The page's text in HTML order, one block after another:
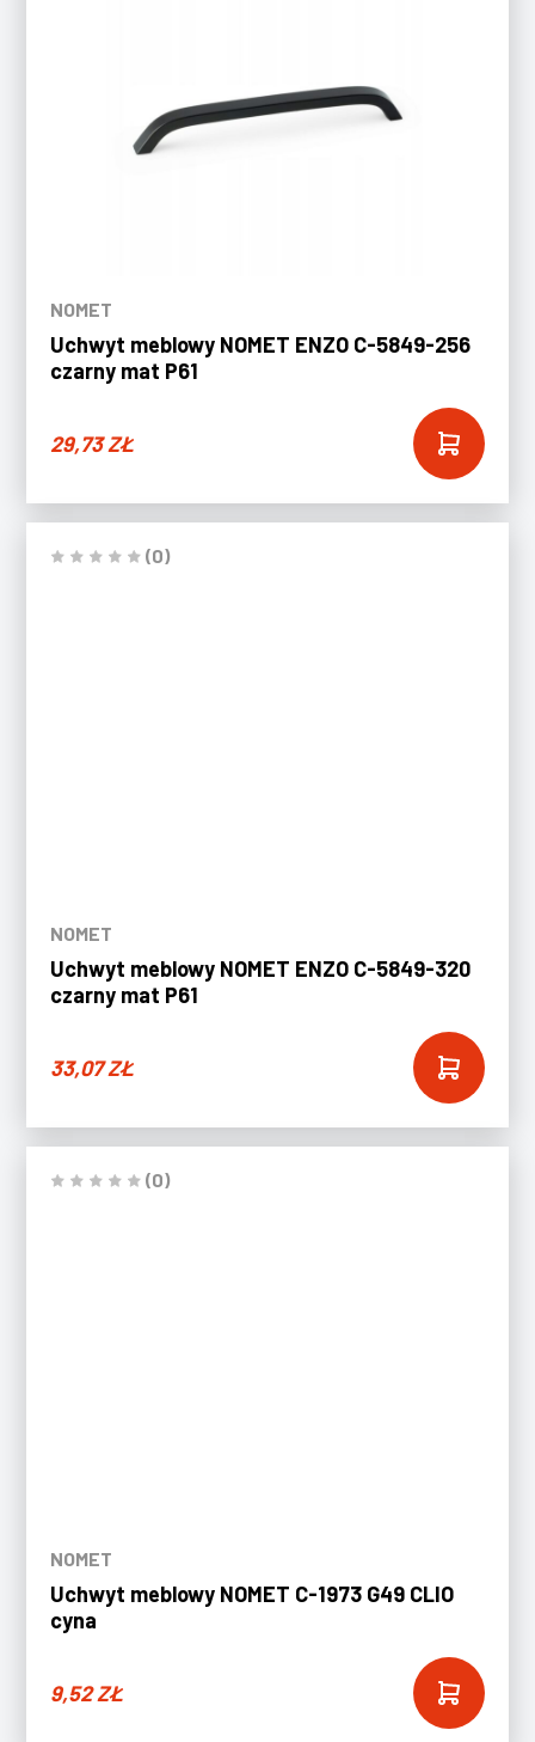
NOMET
Uchwyt meblowy NOMET ENZO C-5849-256
czarny mat P61
29,73ZŁ
(0)
NOMET
Uchwyt meblowy NOMET ENZO C-5849-320
czarny mat P61
33,07ZŁ
(0)
NOMET
Uchwyt meblowy NOMET C-1973 G49 CLIO
cyna
9,52ZŁ